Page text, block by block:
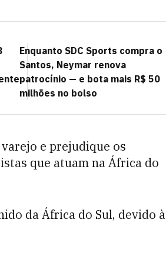
Enquanto SDC Sports compra o
Santos, Neymar renova
patrocínio — e bota mais R$ 50
milhões no bolso
e prejudique os
que atuam na África do
da África do Sul, devido à